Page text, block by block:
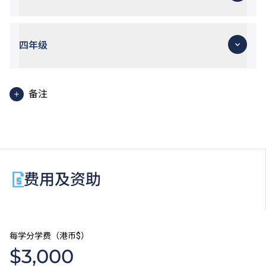
四年级
备注
位。
费用及资助
每学分学费（港币$）
$3,000